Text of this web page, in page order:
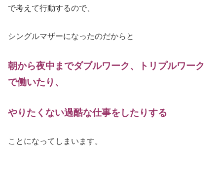
で考えて行動するので、
シングルマザーになったのだからと
朝から夜中までダブルワーク、トリプルワーク
で働いたり、
やりたくない過酷な仕事をしたりする
ことになってしまいます。